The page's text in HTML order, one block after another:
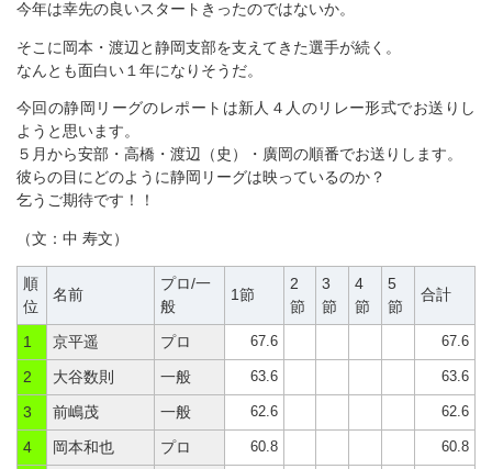
今年は幸先の良いスタートきったのではないか。
そこに岡本・渡辺と静岡支部を支えてきた選手が続く。
なんとも面白い１年になりそうだ。
今回の静岡リーグのレポートは新人４人のリレー形式でお送りし
ようと思います。
５月から安部・高橋・渡辺（史）・廣岡の順番でお送りします。
彼らの目にどのように静岡リーグは映っているのか？
乞うご期待です！！
（文：中 寿文）
順
位
名前
プロ/一
般
1節
2
節
3
節
4
節
5
節
合計
1 京平遥 プロ 67.6 67.6
2 大谷数則 一般 63.6 63.6
3 前嶋茂 一般 62.6 62.6
4 岡本和也 プロ 60.8 60.8